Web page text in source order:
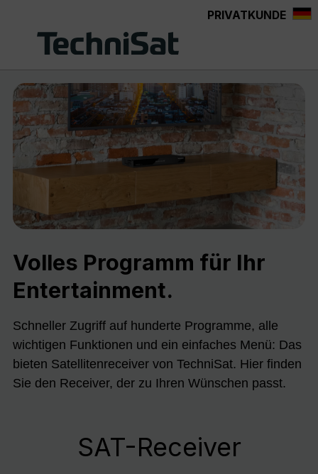
PRIVATKUNDE
Volles Programm für Ihr
Entertainment.
Schneller Zugriff auf hunderte Programme, alle
wichtigen Funktionen und ein einfaches Menü: Das
bieten Satellitenreceiver von TechniSat. Hier finden
Sie den Receiver, der zu Ihren Wünschen passt.
SAT-Receiver